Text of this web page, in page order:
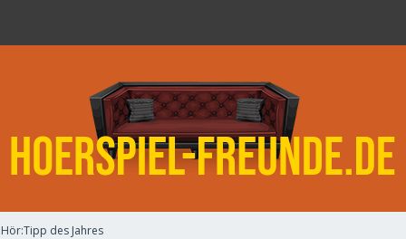
Hör:Tipp des Jahres